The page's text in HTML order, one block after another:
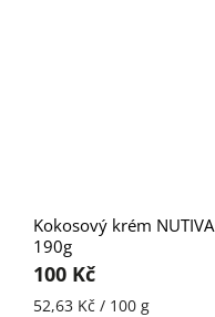
Kokosový krém NUTIVA
190g
100 Kč
52,63 Kč / 100 g